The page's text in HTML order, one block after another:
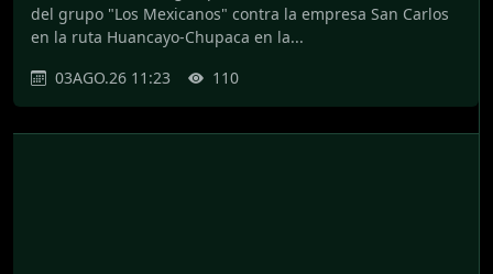
del grupo "Los Mexicanos" contra la empresa San Carlos
en la ruta Huancayo-Chupaca en la...
03AGO.26 11:23
110